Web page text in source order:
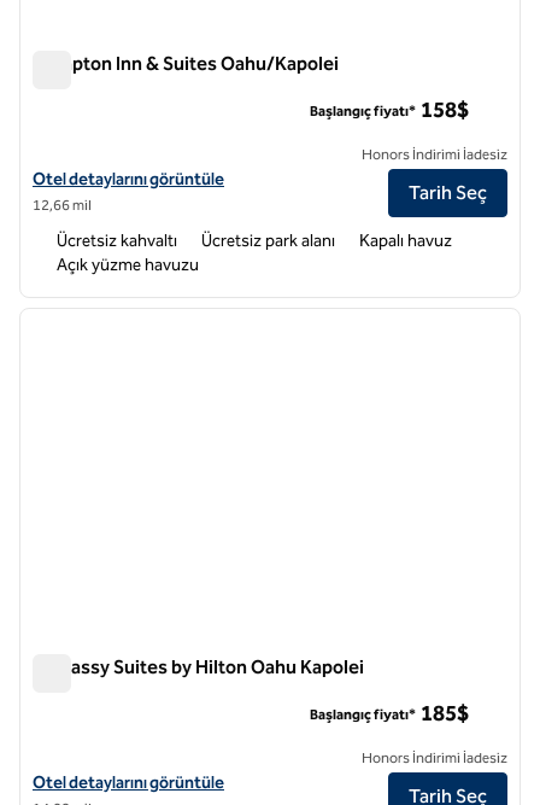
Hampton Inn & Suites Oahu/Kapolei
Hampton Inn & Suites Oahu/Kapolei için otel detaylarını görüntüleyin
Otel detaylarını görüntüle
12,66 mil
Başlangıç fiyatı* 158$
Honors İndirimi İadesiz
Tarih Seç
Ücretsiz kahvaltı Ücretsiz park alanı
Kapalı havuz
Açık yüzme havuzu
1 / 12
Embassy Suites by Hilton Oahu Kapolei
Embassy Suites by Hilton Oahu Kapolei için otel detaylarını
Otel detaylarını görüntüle
Başlangıç fiyatı* 185$
Honors İndirimi İadesiz
Tarih Seç